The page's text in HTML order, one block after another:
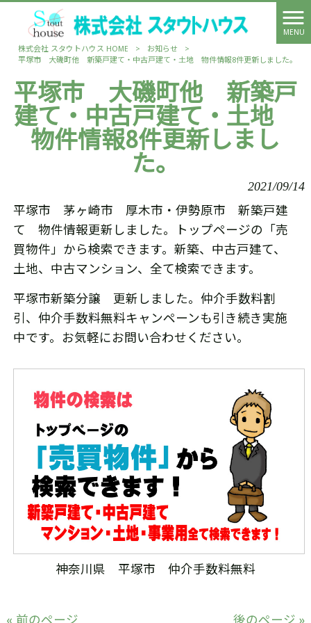
MENU
株式会社 スタウトハウス HOME
> お知らせ
>
平塚市 大磯町他 新築戸建て・中古戸建て・土地 物件情報8件更新しました。
平塚市 大磯町他 新築戸
建て・中古戸建て・土地
物件情報8件更新しまし
た。
2021/09/14
平塚市 茅ヶ崎市 厚木市・伊勢原市 新築戸建
て 物件情報更新しました。トップページの「売
買物件」から検索できます。新築、中古戸建て、
土地、中古マンション、全て検索できます。
平塚市新築分譲 更新しました。仲介手数料割
引、仲介手数料無料キャンペーンも引き続き実施
中です。お気軽にお問い合わせください。
神奈川県 平塚市 仲介手数料無料